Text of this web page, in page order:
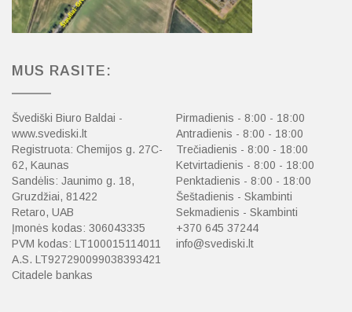
MUS RASITE:
Švediški Biuro Baldai -
www.svediski.lt
Registruota: Chemijos g. 27C-
62, Kaunas
Sandėlis: Jaunimo g. 18,
Gruzdžiai, 81422
Retaro, UAB
Įmonės kodas: 306043335
PVM kodas: LT100015114011
A.S. LT927290099038393421
Citadele bankas
Pirmadienis - 8:00 - 18:00
Antradienis - 8:00 - 18:00
Trečiadienis - 8:00 - 18:00
Ketvirtadienis - 8:00 - 18:00
Penktadienis - 8:00 - 18:00
Šeštadienis - Skambinti
Sekmadienis - Skambinti
+370 645 37244
info@svediski.lt